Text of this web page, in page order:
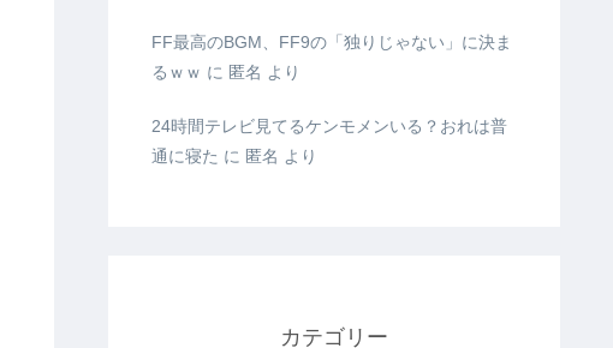
FF最高のBGM、FF9の「独りじゃない」に決ま
るｗｗ に 匿名 より
24時間テレビ見てるケンモメンいる？おれは普
通に寝た に 匿名 より
カテゴリー